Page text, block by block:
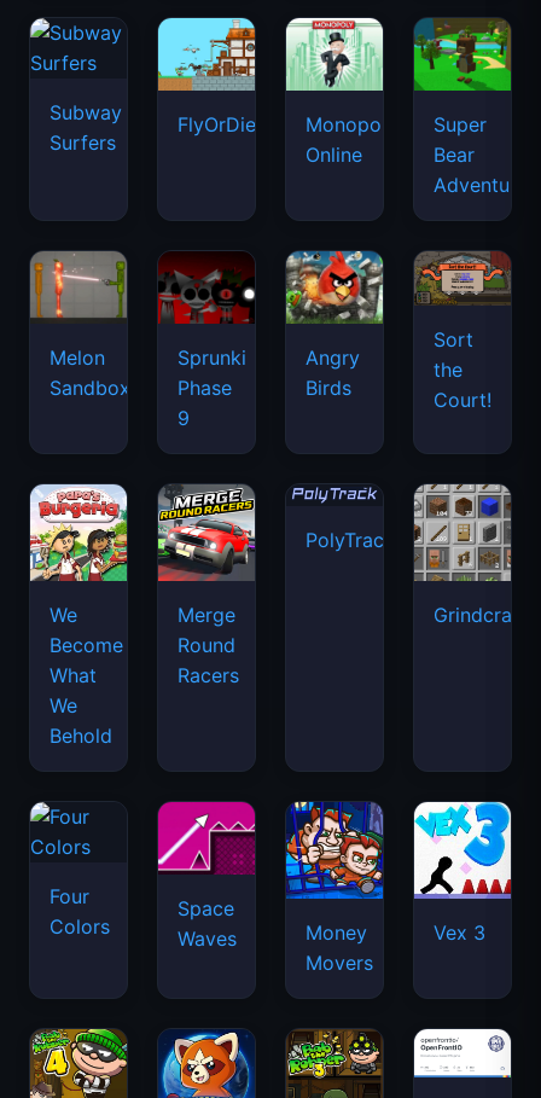
Subway
Surfers
FlyOrDie.io
Monopoly
Online
Super
Bear
Adventure
Melon
Sandbox
Sprunki
Phase
9
Angry
Birds
Sort
the
Court!
We
Become
What
We
Behold
Merge
Round
Racers
PolyTrack
Grindcraft
Four
Colors
Space
Waves
Money
Movers
Vex 3